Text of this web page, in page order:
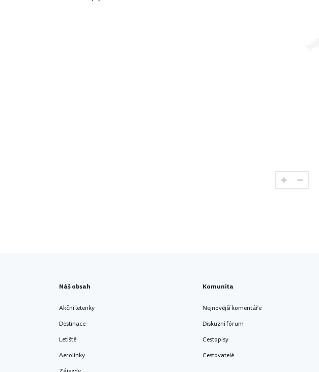
Náš obsah
Akční letenky
Destinace
Letiště
Aerolinky
Komunita
Nejnovější komentáře
Diskuzní fórum
Cestopisy
Cestovatelé